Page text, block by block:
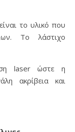
το υλικό που
Το λάστιχο
laser ώστε η
ακρίβεια και